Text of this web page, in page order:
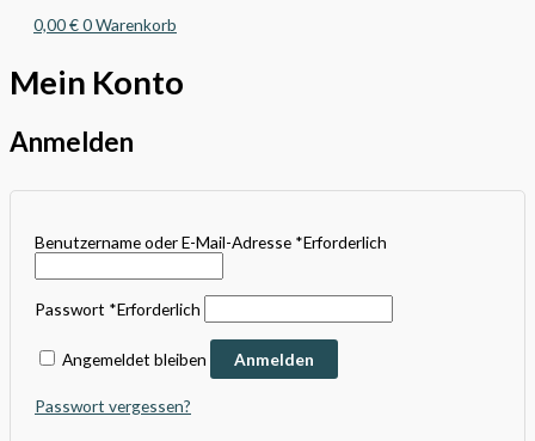
0,00€0Warenkorb
Mein Konto
Anmelden
Benutzername oder E-Mail-Adresse *Erforderlich
Passwort *Erforderlich
Angemeldet bleiben Anmelden
Passwort vergessen?